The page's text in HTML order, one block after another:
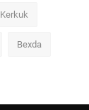
Kerkuk
Bexda